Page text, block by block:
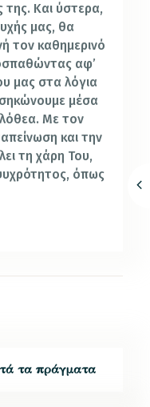
της. Και ύστερα,
μας, θα
τον καθημερινό
αφ’
μας στα λόγια
μέσα
Με τον
και την
τη χάρη Του,
όπως
τα πράγματα